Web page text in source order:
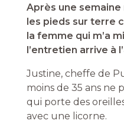
Après une
les pieds sur terre
la femme qui m’a
l’entretien arrive à
Justine, cheffe de
moins de 35 ans ne
qui porte des
avec une licorne.